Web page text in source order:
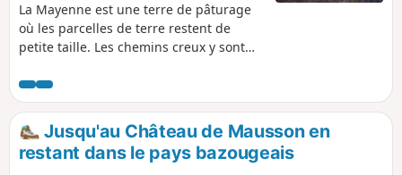
La Mayenne est une terre de pâturage
où les parcelles de terre restent de
petite taille. Les chemins creux y sont
découvrir plusieurs. Petit inconvénient :
de par leur typologie, il n'y a pas de
continuité. Le promeneur devra donc
accepter de faire des distances sur
route goudronnée.
Jusqu'au Château de Mausson en
restant dans le pays bazougeais